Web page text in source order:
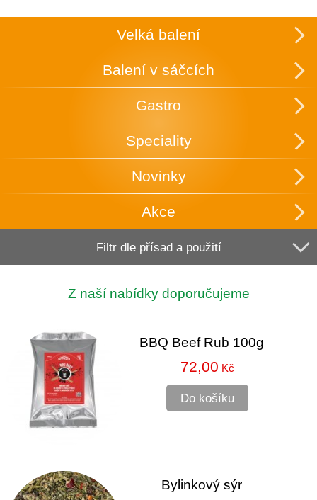
v obchodě.
Uchovávejte v suchu a temnu.Velká balení
Balení v sáčcích
Gastro
Speciality
Novinky
Akce
Filtr dle přísad a použití
Z naší nabídky doporučujeme
BBQ Beef Rub 100g
72,00 Kč
Do košíku
Bylinkový sýr